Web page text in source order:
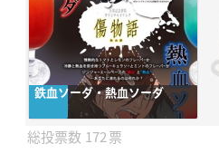
鉄血ソーダ・熱血ソーダ
172